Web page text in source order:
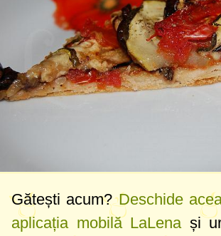
Gătești acum?Deschide
aplicația mobilă LaLena și